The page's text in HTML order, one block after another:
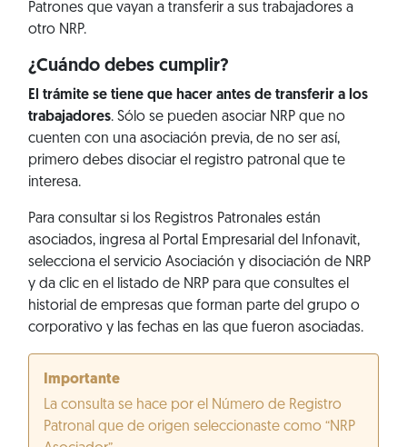
Patrones que vayan a transferir a sus trabajadores a
otro NRP.
¿Cuándo debes cumplir?
El trámite se tiene que hacer antes de transferir a los
trabajadores. Sólo se pueden asociar NRP que no
cuenten con una asociación previa, de no ser así,
primero debes disociar el registro patronal que te
interesa.
Para consultar si los Registros Patronales están
asociados, ingresa al Portal Empresarial del Infonavit,
selecciona el servicio Asociación y disociación de NRP
y da clic en el listado de NRP para que consultes el
historial de empresas que forman parte del grupo o
corporativo y las fechas en las que fueron asociadas.
Importante
La consulta se hace por el Número de Registro
Patronal que de origen seleccionaste como “NRP